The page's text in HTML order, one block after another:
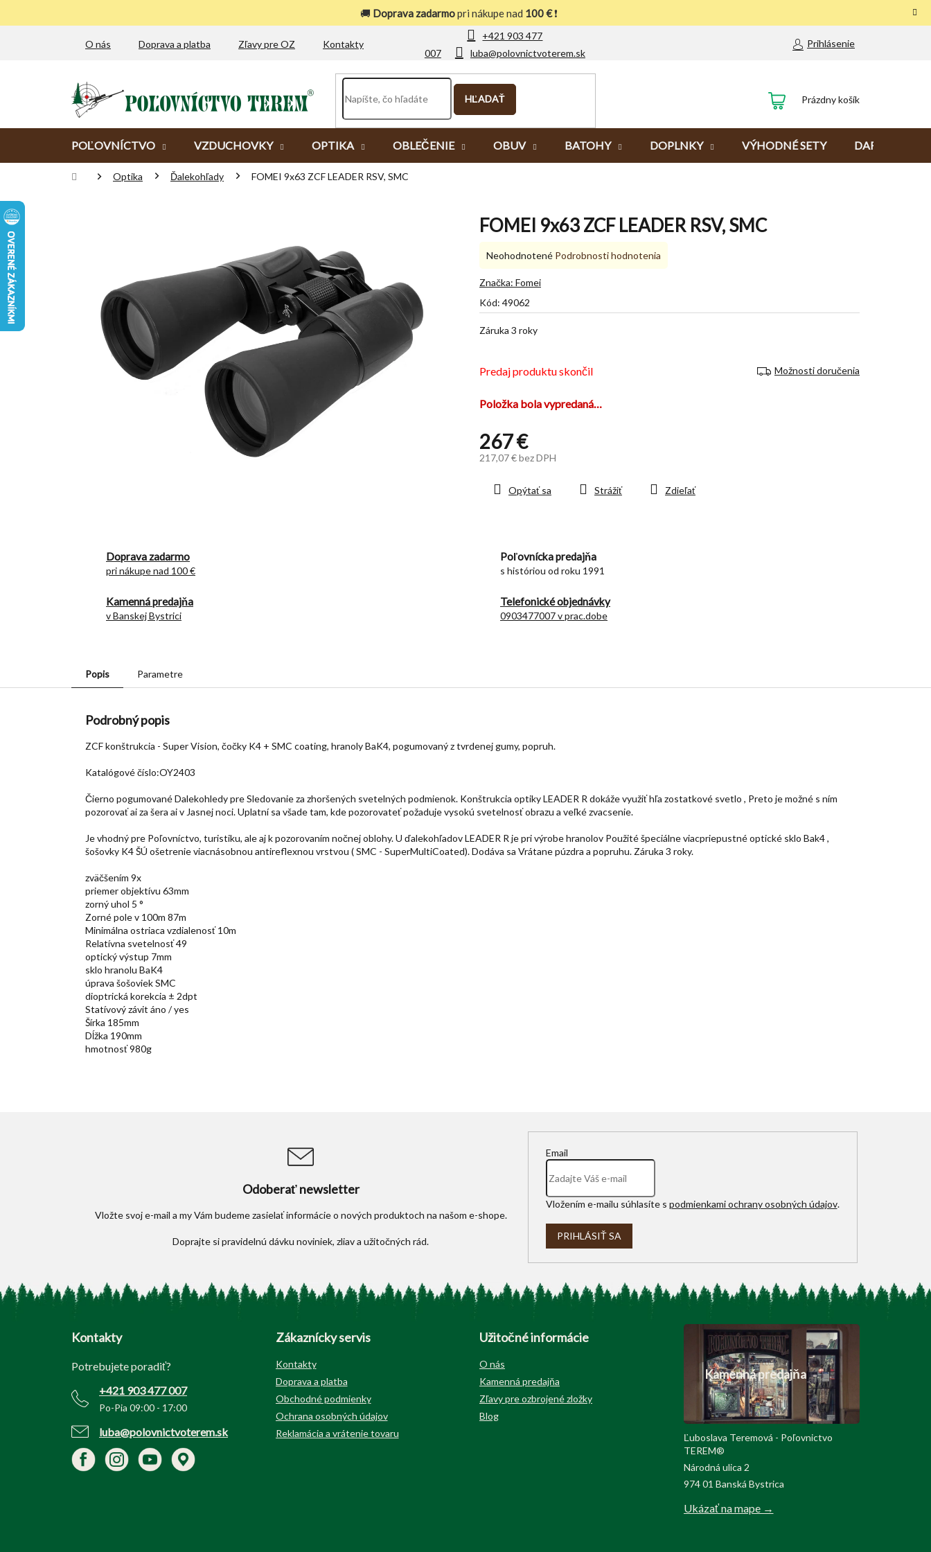
🚚 Doprava zadarmopri nákupe nad 100 €❗
+421 903 477
007
luba@polovnictvoterem.sk
O nás Doprava a platba Zľavy pre OZ Kontakty Prihlásenie
HĽADAŤ
NÁKUPNÝ
Prázdny košík
POĽOVNÍCTVO VZDUCHOVKY OPTIKA OBLEČENIE OBUV BATOHY DOPLNKY VÝHODNÉ SETY DARČEKY
DomovOptika Ďalekohľady FOMEI 9x63 ZCF LEADER RSV, SMC
FOMEI 9x63 ZCF LEADER RSV, SMC
Kód: 49062
267 €
217,07 € bez DPH
Predaj produktu skončil Možnosti doručenia
Položka bola vypredaná…
Záruka 3 roky
Opýtať sa Strážiť Zdieľať
Priemerné
produktu
0,0
5
Neohodnotené Podrobnosti hodnotenia
Značka: Fomei
Doprava zadarmo
pri nákupe nad 100 €
Poľovnícka predajňa
s históriou od roku 1991
Kamenná predajňa
v Banskej Bystrici
Telefonické objednávky
0903477007 v prac.dobe
Popis Parametre
Podrobný popis
ZCF konštrukcia - Super Vision, čočky K4 + SMC coating, hranoly BaK4, pogumovaný z tvrdenej gumy, popruh.
Katalógové číslo:OY2403
Čierno pogumované Dalekohledy pre Sledovanie za zhoršených svetelných podmienok. Konštrukcia optiky LEADER R dokáže využiť hľa zostatkové svetlo , Preto je možné s ním
pozorovať ai za šera ai v Jasnej noci. Uplatní sa všade tam, kde pozorovateť požaduje vysokú svetelnosť obrazu a veľké zvacsenie.
Je vhodný pre Poľovníctvo, turistiku, ale aj k pozorovaním nočnej oblohy. U ďalekohľadov LEADER R je pri výrobe hranolov Použité špeciálne viacpriepustné optické sklo Bak4 ,
šošovky K4 ŠÚ ošetrenie viacnásobnou antireflexnou vrstvou ( SMC - SuperMultiCoated). Dodáva sa Vrátane púzdra a popruhu. Záruka 3 roky.
zväčšením 9x
priemer objektívu 63mm
zorný uhol 5 °
Zorné pole v 100m 87m
Minimálna ostriaca vzdialenosť 10m
Relatívna svetelnosť 49
optický výstup 7mm
sklo hranolu BaK4
úprava šošoviek SMC
dioptrická korekcia ± 2dpt
Statívový závit áno / yes
Šírka 185mm
Dĺžka 190mm
hmotnosť 980g
Odoberať newsletter
Vložte svoj e-mail a my Vám budeme zasielať informácie o nových produktoch na našom e-shope.
Email
Vložením e-mailu súhlasíte s podmienkami ochrany osobných údajov.
PRIHLÁSIŤ SA
Z
Kontakty
Potrebujete poradiť?
+421 903 477 007
Po-Pia 09:00 - 17:00
luba@polovnictvoterem.sk
Zákaznícky servis
Kontakty
Doprava a platba
Obchodné podmienky
Ochrana osobných údajov
Reklamácia a vrátenie tovaru
Užitočné informácie
O nás
Kamenná predajňa
Zľavy pre ozbrojené zložky
Blog
Kamenná predajňa
Ľuboslava Teremová - Poľovnictvo
TEREM®
Národná ulica 2
974 01 Banská Bystrica
Ukázať na mape →